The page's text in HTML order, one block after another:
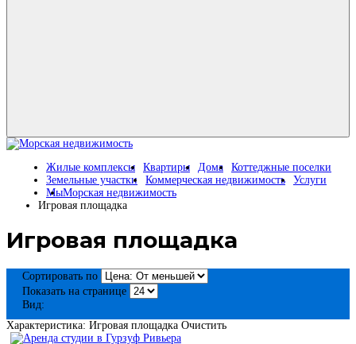
Жилые комплексы Квартиры Дома
Коттеджные поселки
Земельные участки
Коммерческая недвижимость
Услуги
МыМорская недвижимость
Игровая площадка
Игровая площадка
Сортировать по
Показать на странице
Вид:
Характеристика: Игровая площадка Очистить